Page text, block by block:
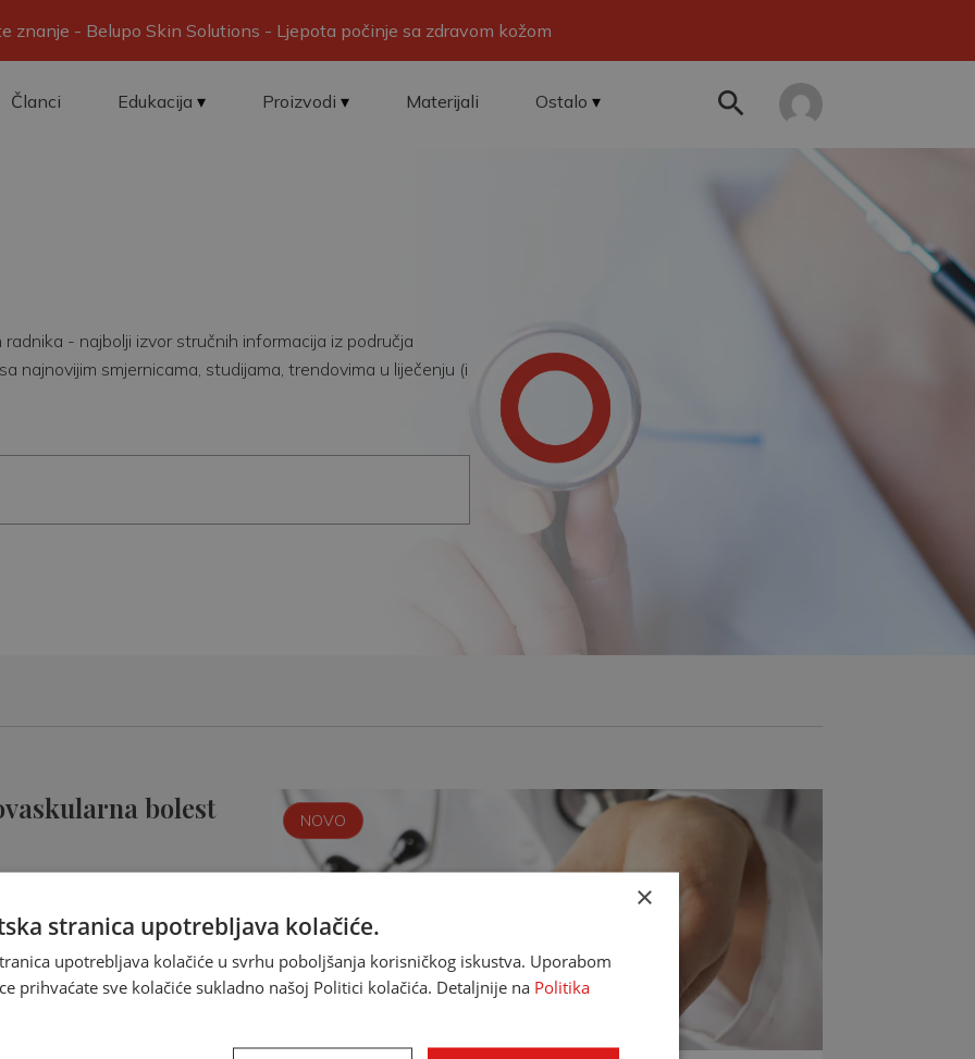
znanje - Belupo Skin Solutions - Ljepota počinje sa zdravom kožom
Članci Edukacija Proizvodi Materijali Ostalo
- najbolji izvor stručnih informacija iz područja
najnovijim smjernicama, studijama, trendovima u liječenju (i
bolest NOVO
×
stranica upotrebljava kolačiće.
upotrebljava kolačiće u svrhu poboljšanja korisničkog iskustva. Uporabom
prihvaćate sve kolačiće sukladno našoj Politici kolačića. Detaljnije na Politika